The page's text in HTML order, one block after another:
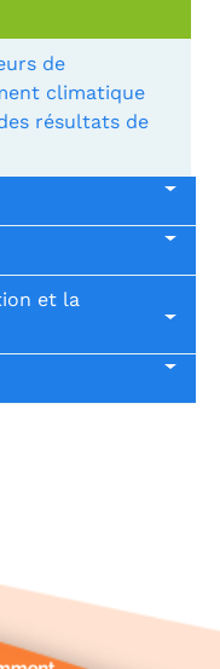
de
climatique
résultats de
et la